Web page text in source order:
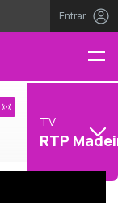
Entrar
TV
RTP